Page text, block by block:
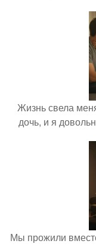
Жизнь свела
дочь, и я
Мы прожили